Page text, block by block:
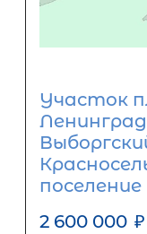
Участок
2 600 000 ₽